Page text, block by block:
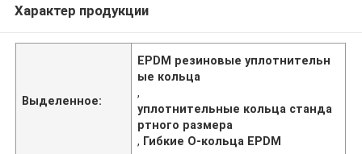
Характер продукции
Выделенное:
EPDM резиновые уплотнительн
ые кольца
,
уплотнительные кольца станда
ртного размера
, Гибкие О-кольца EPDM